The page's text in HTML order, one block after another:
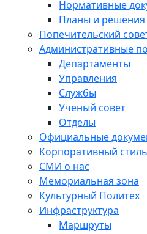
Нормативные
Планы и решения
Попечительский
Административные
Департаменты
Управления
Службы
Ученый совет
Отделы
Официальные
Корпоративный стиль
СМИ о нас
Мемориальная зона
Культурный Политех
Инфраструктура
Маршруты